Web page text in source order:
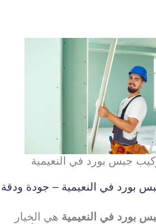
جبس بورد في النعيمية
بورد في النعيمية – جودة ودقة
بورد في النعيمية هي الخيار